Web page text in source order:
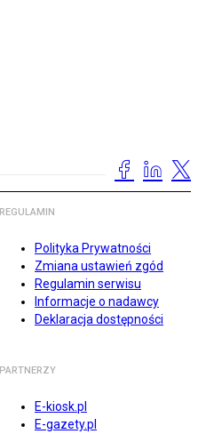
REGULAMIN
Polityka Prywatności
Zmiana ustawień zgód
Regulamin serwisu
Informacje o nadawcy
Deklaracja dostępności
PARTNERZY
E-kiosk.pl
E-gazety.pl